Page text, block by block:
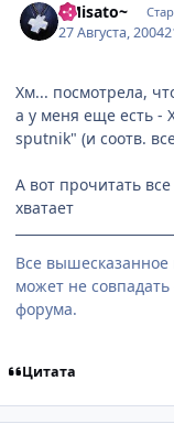
~Misato~
27 Августа, 2004
Хм... посмотрела,
а у меня еще есть
sputnik" (и соотв.
А вот прочитать
хватает
Все
может не
форума.
Цитата